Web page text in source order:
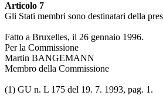
Articolo 7
Gli Stati membri sono destinatari della
Fatto a Bruxelles, il 26 gennaio 1996.
Per la Commissione
Martin BANGEMANN
Membro della Commissione
(1) GU n. L 175 del 19. 7. 1993, pag. 1.